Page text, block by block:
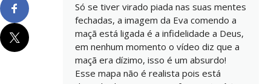
Só se tiver virado piada nas suas mentes
fechadas, a imagem da Eva comendo a
maçã está ligada é a infidelidade a Deus,
em nenhum momento o vídeo diz que a
maçã era dízimo, isso é um absurdo!
Esse mapa não é realista pois está